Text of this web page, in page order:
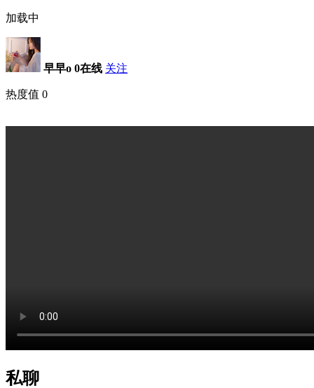
加载中
早早o 0在线 关注
热度值 0
私聊